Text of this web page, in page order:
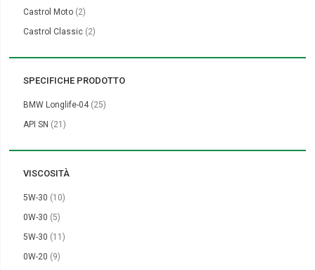
Castrol Moto 2elementi
Castrol Classic 2elementi
SPECIFICHE PRODOTTO
BMW Longlife-04 25elementi
API SN 21elementi
VISCOSITÀ
5W-30 10elementi
0W-30 5elementi
5W-30 11elementi
0W-20 9elementi